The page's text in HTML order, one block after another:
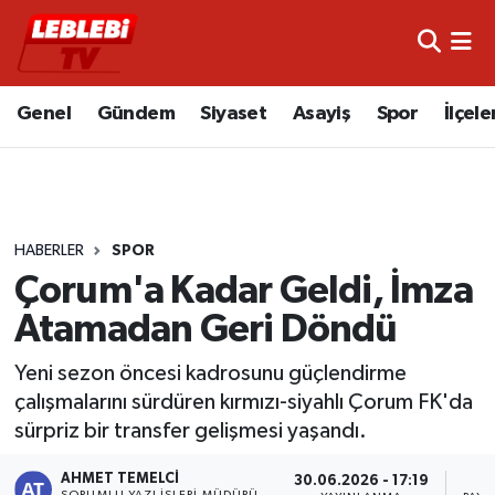
Genel Gündem Siyaset Asayiş Spor
HABERLER SPOR
Çorum'a Kadar Geldi, İmza
Atamadan Geri Döndü
Yeni sezon öncesi kadrosunu güçlendirme
çalışmalarını sürdüren kırmızı-siyahlı Çorum FK'da
sürpriz bir transfer gelişmesi yaşandı.
AHMET TEMELCI 30.06.2026 - 17:19
Hava Durumu
Süper Lig Puan Durumu ve Fikstür
Tüm Manşetler
Son Dakika Haberleri
Haber Arşivi